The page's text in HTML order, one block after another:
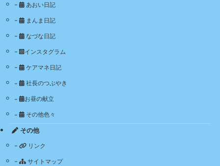
あおい日記
まんま日記
なづな日記
インスタグラム
ケアマネ日記
社長のつぶやき
お昼の献立
その他色々
その他
リンク
サイトマップ